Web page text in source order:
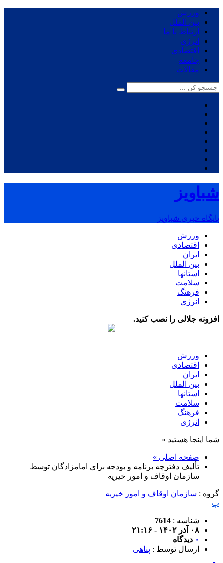
ورزش
بین الملل
ارتباط با ما
انرژی
اقتصادی
جامعه
مقالات
شباویز
پایگاه خبری شباویز
ورزش
اقتصادی
ایران
بین الملل
استانها
سلامت
فرهنگ
انرژی
افزونه جلالی را نصب کنید.
ورزش
اقتصادی
ایران
بین الملل
استانها
سلامت
فرهنگ
انرژی
شما اینجا هستید »
صفحه اصلی »
تألیف دفترچه برنامه و بودجه برای امامزادگان توسط
سازمان اوقاف و امور خیریه
گروه : سازمان اوقاف و امور خیریه
پ
شناسه : 7614
۰۸ آذر ۱۴۰۲ - ۲۱:۱۶
۰ دیدگاه
ارسال توسط : پناهی